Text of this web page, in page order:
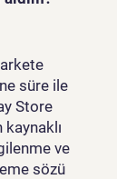
süre ile
Store
ve
sözü